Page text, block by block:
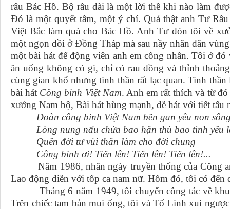
râu Bác Hồ. Bộ râu dài là một lời thề khi nào làm
Đó là một quyết tâm, một ý chí. Quả thật anh Tư
Việt Bắc làm quà cho Bác Hồ. Anh Tư đón tôi về
một ngọn đồi ở Đồng Tháp mà sau nầy nhân dân
một bài hát để động viên anh em công nhân. Tôi ở
ăn uống không có gì, chỉ có rau đồng và thỉnh
cùng gian khổ nhưng tinh thần rất lạc quan. Tinh
bài hát Công binh Việt Nam. Anh em rất thích và từ
xưởng Nam bộ, Bài hát hùng mạnh, dễ hát với tiết tấu
Đoàn công binh Việt Nam bền gan yêu non
Lòng nung nấu chứa bao hận thù bao tình yêu
Quên đời tư vùi thân làm cho đời chung
Công binh ơi! Tiến lên! Tiến lên! Tiến lên!...
Năm 1986, nhân ngày truyền thống của Công
Lao động diễn với tốp ca nam nữ. Hôm đó, tôi có đến
Tháng 6 năm 1949, tôi chuyển công tác về khu
Trên chiếc tam bản mui ống, tôi và Tố Linh xui